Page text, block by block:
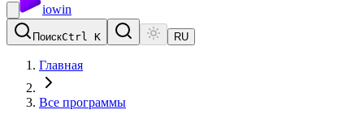
iowin
ПоискCtrl K RU
Главная
Все программы